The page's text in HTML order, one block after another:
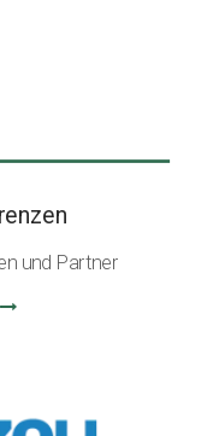
und Partner